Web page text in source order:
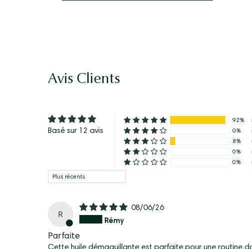
Avis Clients
Basé sur 12 avis
92%
0%
8%
0%
0%
Sort by
R
08/06/26
Rémy
Parfaite
Cette huile démaquillante est parfaite pour une routine